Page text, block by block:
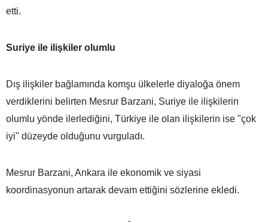
etti.
Suriye ile ilişkiler olumlu
Dış ilişkiler bağlamında komşu ülkelerle diyaloğa önem
verdiklerini belirten Mesrur Barzani, Suriye ile ilişkilerin
olumlu yönde ilerlediğini, Türkiye ile olan ilişkilerin ise "çok
iyi" düzeyde olduğunu vurguladı.
Mesrur Barzani, Ankara ile ekonomik ve siyasi
koordinasyonun artarak devam ettiğini sözlerine ekledi.